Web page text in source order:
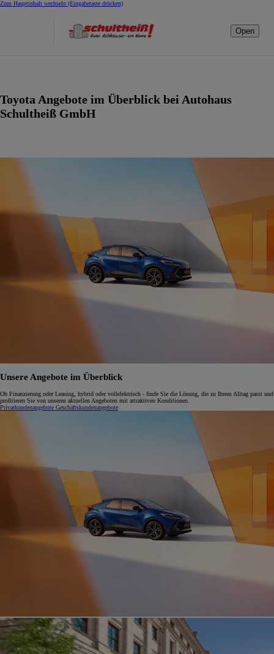
Zum Hauptinhalt wechseln (Eingabetaste drücken)
Open
Toyota Angebote im Überblick bei Autohaus
Schultheiß GmbH
Unsere Angebote im Überblick
Ob Finanzierung oder Leasing, hybrid oder vollelektrisch - finde Sie die Lösung, die zu Ihrem Alltag passt und
profitieren Sie von unseren aktuellen Angeboten mit attraktiven Konditionen.
Privatkundenangebote Geschäftskundenangebote